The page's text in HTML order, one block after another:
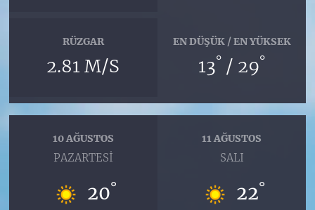
RÜZGAR
2.81 M/S
EN DÜŞÜK / EN YÜKSEK
13° / 29°
10 AĞUSTOS
PAZARTESI
20°
11 AĞUSTOS
SALI
22°